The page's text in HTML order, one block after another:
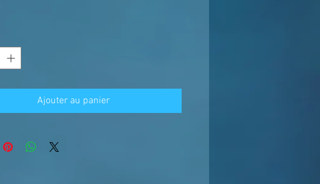
Ajouter au panier